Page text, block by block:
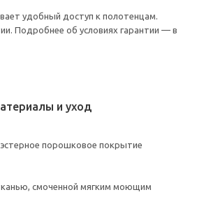
удобный доступ к полотенцам.
Подробнее об условиях гарантии — в
и уход
порошковое покрытие
смоченной мягким моющим